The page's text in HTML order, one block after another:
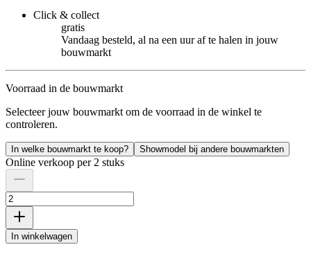
Click & collect
gratis
Vandaag besteld, al na een uur af te halen in jouw
bouwmarkt
Voorraad in de bouwmarkt
Selecteer jouw bouwmarkt om de voorraad in de winkel te
controleren.
In welke bouwmarkt te koop? Showmodel bij andere bouwmarkten
Online verkoop per 2 stuks
In winkelwagen